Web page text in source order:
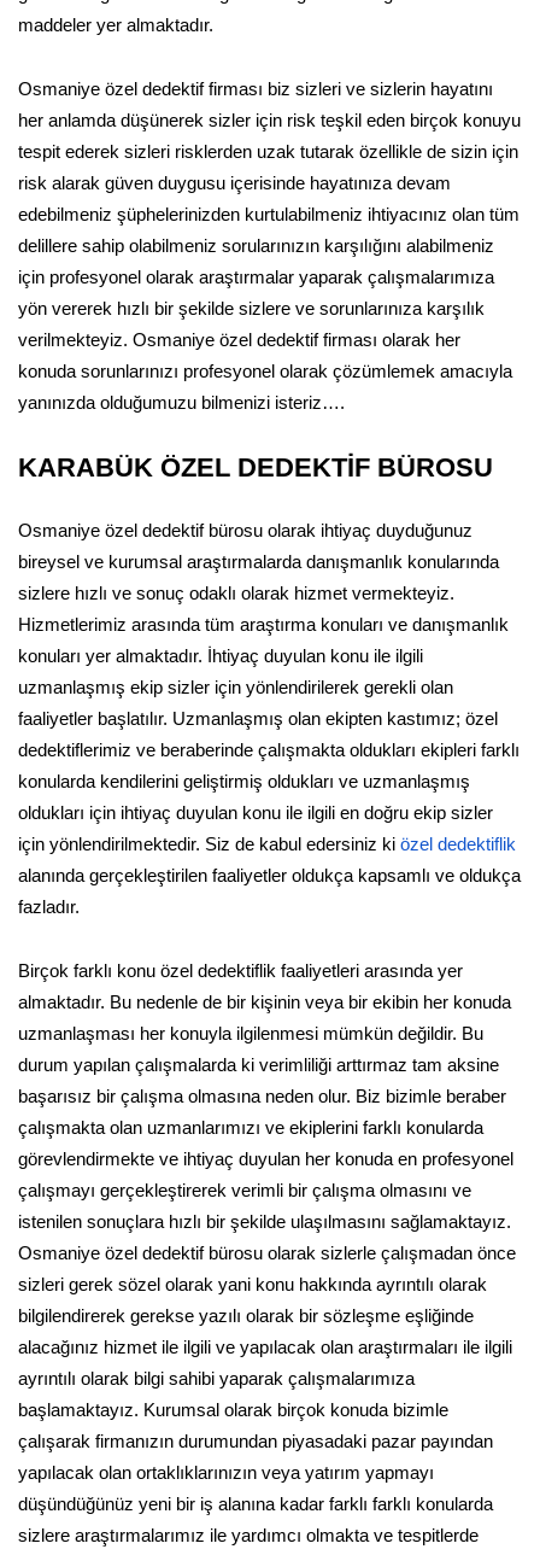
maddeler yer almaktadır.
Osmaniye özel dedektif firması biz sizleri ve sizlerin hayatını
her anlamda düşünerek sizler için risk teşkil eden birçok konuyu
tespit ederek sizleri risklerden uzak tutarak özellikle de sizin için
risk alarak güven duygusu içerisinde hayatınıza devam
edebilmeniz şüphelerinizden kurtulabilmeniz ihtiyacınız olan tüm
delillere sahip olabilmeniz sorularınızın karşılığını alabilmeniz
için profesyonel olarak araştırmalar yaparak çalışmalarımıza
yön vererek hızlı bir şekilde sizlere ve sorunlarınıza karşılık
verilmekteyiz. Osmaniye özel dedektif firması olarak her
konuda sorunlarınızı profesyonel olarak çözümlemek amacıyla
yanınızda olduğumuzu bilmenizi isteriz….
KARABÜK ÖZEL DEDEKTİF BÜROSU
Osmaniye özel dedektif bürosu olarak ihtiyaç duyduğunuz
bireysel ve kurumsal araştırmalarda danışmanlık konularında
sizlere hızlı ve sonuç odaklı olarak hizmet vermekteyiz.
Hizmetlerimiz arasında tüm araştırma konuları ve danışmanlık
konuları yer almaktadır. İhtiyaç duyulan konu ile ilgili
uzmanlaşmış ekip sizler için yönlendirilerek gerekli olan
faaliyetler başlatılır. Uzmanlaşmış olan ekipten kastımız; özel
dedektiflerimiz ve beraberinde çalışmakta oldukları ekipleri farklı
konularda kendilerini geliştirmiş oldukları ve uzmanlaşmış
oldukları için ihtiyaç duyulan konu ile ilgili en doğru ekip sizler
için yönlendirilmektedir. Siz de kabul edersiniz ki özel dedektiflik
alanında gerçekleştirilen faaliyetler oldukça kapsamlı ve oldukça
fazladır.
Birçok farklı konu özel dedektiflik faaliyetleri arasında yer
almaktadır. Bu nedenle de bir kişinin veya bir ekibin her konuda
uzmanlaşması her konuyla ilgilenmesi mümkün değildir. Bu
durum yapılan çalışmalarda ki verimliliği arttırmaz tam aksine
başarısız bir çalışma olmasına neden olur. Biz bizimle beraber
çalışmakta olan uzmanlarımızı ve ekiplerini farklı konularda
görevlendirmekte ve ihtiyaç duyulan her konuda en profesyonel
çalışmayı gerçekleştirerek verimli bir çalışma olmasını ve
istenilen sonuçlara hızlı bir şekilde ulaşılmasını sağlamaktayız.
Osmaniye özel dedektif bürosu olarak sizlerle çalışmadan önce
sizleri gerek sözel olarak yani konu hakkında ayrıntılı olarak
bilgilendirerek gerekse yazılı olarak bir sözleşme eşliğinde
alacağınız hizmet ile ilgili ve yapılacak olan araştırmaları ile ilgili
ayrıntılı olarak bilgi sahibi yaparak çalışmalarımıza
başlamaktayız. Kurumsal olarak birçok konuda bizimle
çalışarak firmanızın durumundan piyasadaki pazar payından
yapılacak olan ortaklıklarınızın veya yatırım yapmayı
düşündüğünüz yeni bir iş alanına kadar farklı farklı konularda
sizlere araştırmalarımız ile yardımcı olmakta ve tespitlerde